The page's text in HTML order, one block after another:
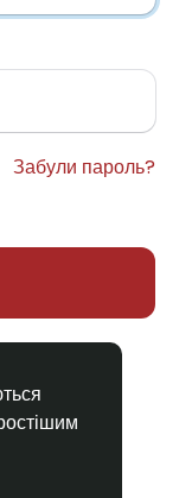
Забули пароль?